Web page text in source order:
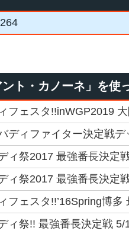
ント・カノーネ」を使
フェスタ!!inWGP2019
ディファイター決定戦デ
ィ祭2017 最強番長決定
ィ祭2017 最強番長決定
フェスタ!!’16Spring博
ィ祭!! 最強番長決定戦